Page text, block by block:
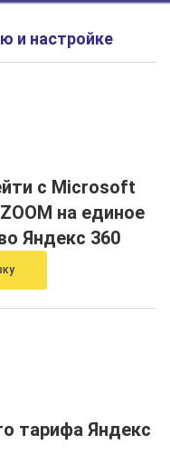
и настройке
с Microsoft
на единое
Яндекс 360
тарифа Яндекс